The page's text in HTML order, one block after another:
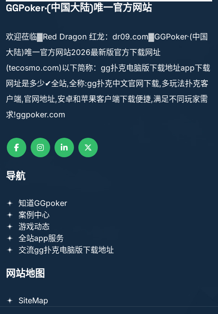
GGPoker·(中国大陆)唯一官方网站
欢迎莅临▓Red Dragon 红龙：dr09.com▓GGPoker·(中国
大陆)唯一官方网站2026最新版官方下载网址
(tecosmo.com)以下简称：gg扑克电脑版下载地址app下载
网址是多少✔全站,全称:gg扑克中文官网下载,多玩法扑克客
户端,官网地址,安卓和苹果客户端下载便捷,满足不同玩家需
求!ggpoker.com
导航
知道GGpoker
案例中心
游戏动态
全站app服务
交流gg扑克电脑版下载地址
网站地图
SiteMap